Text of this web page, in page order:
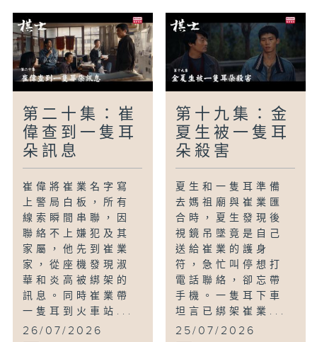
第二十集：崔
偉查到一隻耳
朵訊息
崔偉將崔業名字寫
上警局白板，所有
線索瞬間串聯，因
聯絡不上嫌犯及其
家屬，他先到崔業
家，從座機發現淑
華和炎高被綁架的
訊息。同時崔業帶
一隻耳到火車站...
26/07/2026
第十九集：金
夏生被一隻耳
朵殺害
夏生和一隻耳準備
去媽祖廟與崔業匯
合時，夏生發現後
視鏡吊墜竟是自己
送給崔業的護身
符，急忙叫停想打
電話聯絡，卻忘帶
手機。一隻耳下車
坦言已綁架崔業...
25/07/2026